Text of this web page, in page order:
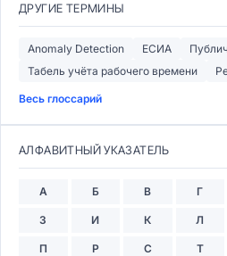
ДРУГИЕ ТЕРМИНЫ
Anomaly Detection ЕСИА
Табель учёта рабочего времени
Весь глоссарий
АЛФАВИТНЫЙ УКАЗАТЕЛЬ
А Б В Г
З И К Л
П Р С Т